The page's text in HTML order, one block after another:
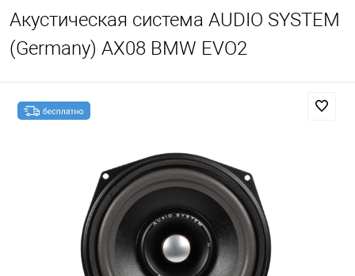
Акустическая система AUDIO SYSTEM
(Germany) AX08 BMW EVO2